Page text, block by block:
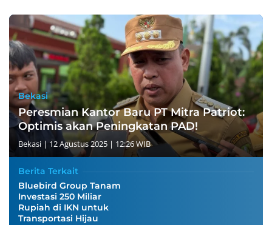
Bekasi
Peresmian Kantor Baru PT Mitra Patriot:
Optimis akan Peningkatan PAD!
Bekasi | 12 Agustus 2025 | 12:26 WIB
Berita Terkait
Bluebird Group Tanam
Investasi 250 Miliar
Rupiah di IKN untuk
Transportasi Hijau